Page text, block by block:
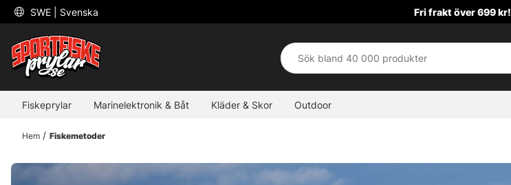
SWE | Svenska Fri frakt över 699 kr!
Fiskeprylar Marinelektronik & Båt Kläder & Skor Outdoor
Hem Fiskemetoder